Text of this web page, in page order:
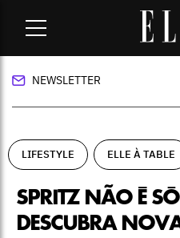
Spritz não é
possibilidades e as dicas para
NEWSLETTER
LIFESTYLE ELLE À TABLE
SPRITZ NÃO É
DESCUBRA